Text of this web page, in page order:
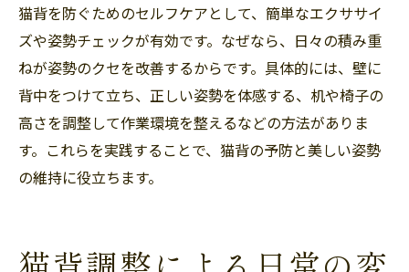
猫背を防ぐためのセルフケアとして、簡単なエクササイ
ズや姿勢チェックが有効です。なぜなら、日々の積み重
ねが姿勢のクセを改善するからです。具体的には、壁に
背中をつけて立ち、正しい姿勢を体感する、机や椅子の
高さを調整して作業環境を整えるなどの方法がありま
す。これらを実践することで、猫背の予防と美しい姿勢
の維持に役立ちます。